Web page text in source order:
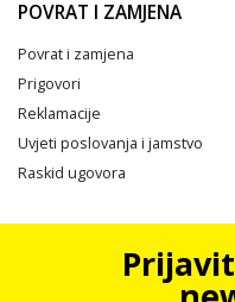
POVRAT I ZAMJENA
Povrat i zamjena
Prigovori
Reklamacije
Uvjeti poslovanja i jamstvo
Raskid ugovora